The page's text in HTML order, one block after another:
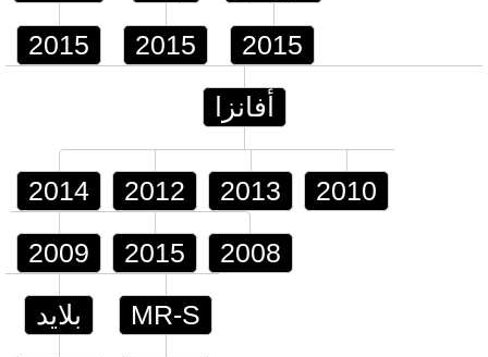
2015 2015 2015
أفانزا
2014 2012 2013 2010
2009 2015 2008
بلايد MR-S